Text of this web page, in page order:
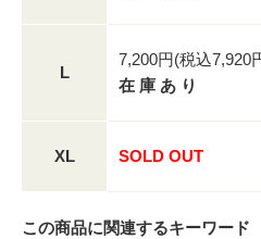
L
7,200円(税込7,920
在 庫 あ り
XL SOLD OUT
この商品に関連するキーワード